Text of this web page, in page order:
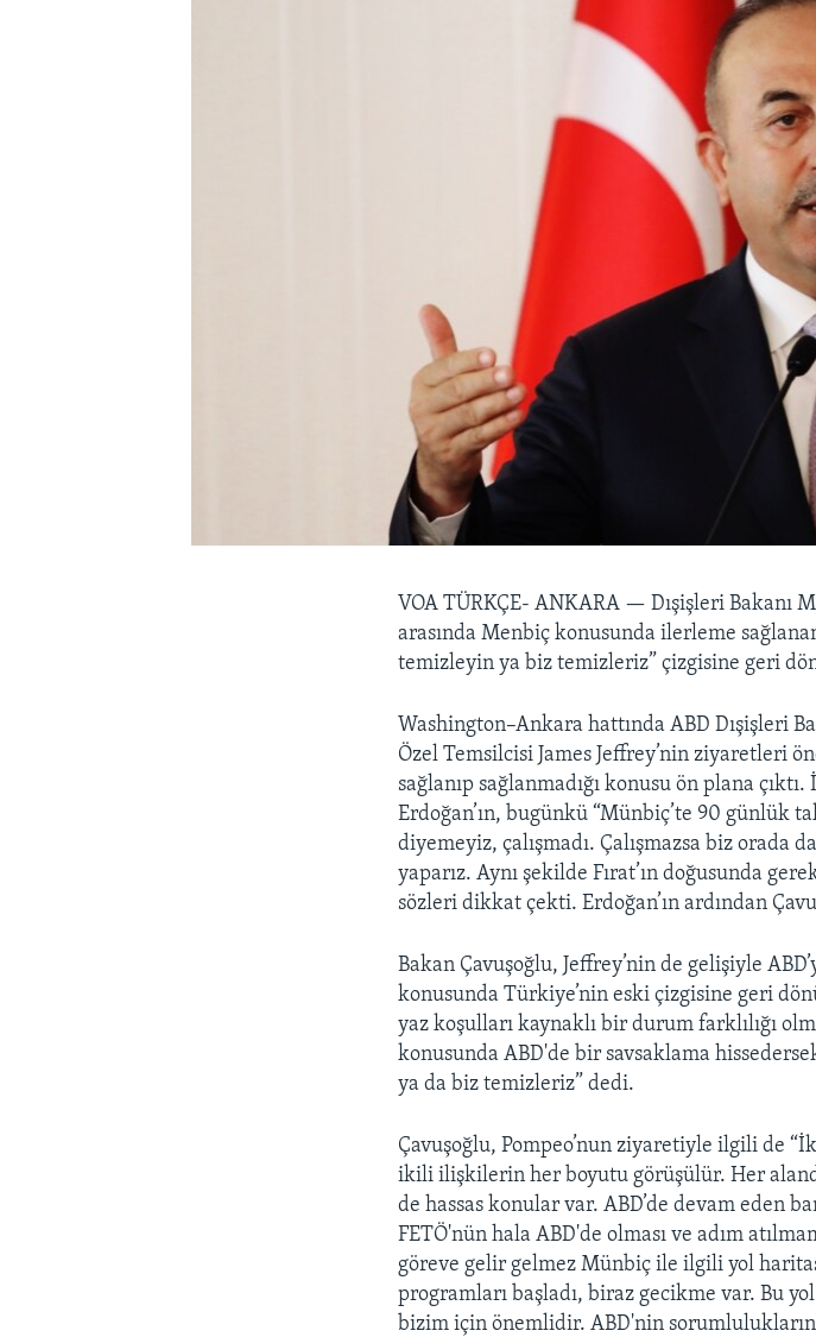
VOA TÜRKÇE- ANKARA —Dışişleri Bakanı
arasında Menbiç konusunda ilerleme
temizleyin ya biz temizleriz” çizgisine geri
Washington–Ankara hattında ABD Dışişleri
Özel Temsilcisi James Jeffrey’nin ziyaretleri
sağlanıp sağlanmadığı konusu ön plana
Erdoğan’ın, bugünkü “Münbiç’te 90 günlük
diyemeyiz, çalışmadı. Çalışmazsa biz
yaparız. Aynı şekilde Fırat’ın doğusunda
sözleri dikkat çekti. Erdoğan’ın ardından
Bakan Çavuşoğlu, Jeffrey’nin de gelişiyle
konusunda Türkiye’nin eski çizgisine geri
yaz koşulları kaynaklı bir durum farklılığı
konusunda ABD'de bir savsaklama
ya da biz temizleriz” dedi.
Çavuşoğlu, Pompeo’nun ziyaretiyle ilgili de
ikili ilişkilerin her boyutu görüşülür. Her
de hassas konular var. ABD’de devam eden
FETÖ'nün hala ABD'de olması ve adım
göreve gelir gelmez Münbiç ile ilgili yol
programları başladı, biraz gecikme var. Bu
bizim için önemlidir. ABD'nin